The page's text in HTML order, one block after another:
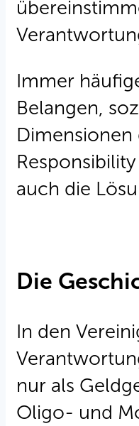
Immer
Belangen,
auch die
Die
In den
nur als
Oligo- und